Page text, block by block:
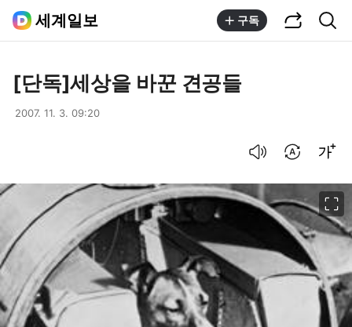
세계일보 구독
[단독]세상을 바꾼 견공들
2007. 11. 3. 09:20